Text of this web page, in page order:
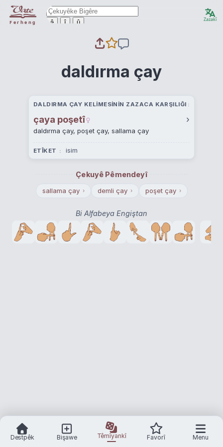
Ferheng ê î û Zazakî
daldırma çay
DALDIRMA ÇAY KELIMESININ ZAZACA KARŞILIĞI
çaya poşetî ›
daldırma çay, poşet çay, sallama çay
ETÎKET isim
Çekuyê Pêmendeyî
sallama çay › demli çay › poşet çay ›
Bi Alfabeya Engiştan
Destpêk Bişawe Têmîyankî Favorî Menu